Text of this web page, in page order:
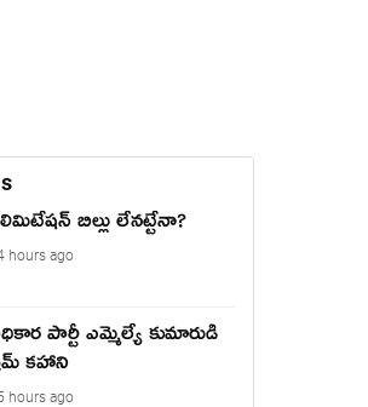
బిల్లు లేన‌ట్టేనా?
hours ago
పార్టీ ఎమ్మెల్యే కుమారుడి
కహాని
hours ago